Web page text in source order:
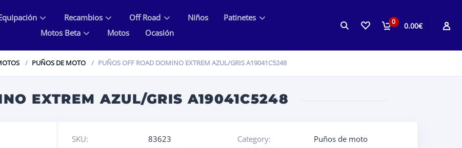
0 0.00€
Recambios Off Road Niños
Patinetes
Motos Beta
Motos Ocasión
PUÑOS DE MOTO PUÑOS OFF ROAD DOMINO EXTREM AZUL/GRIS A19041C5248
EXTREM AZUL/GRIS A19041C5248
SKU: 83623 Category:
Puños de moto